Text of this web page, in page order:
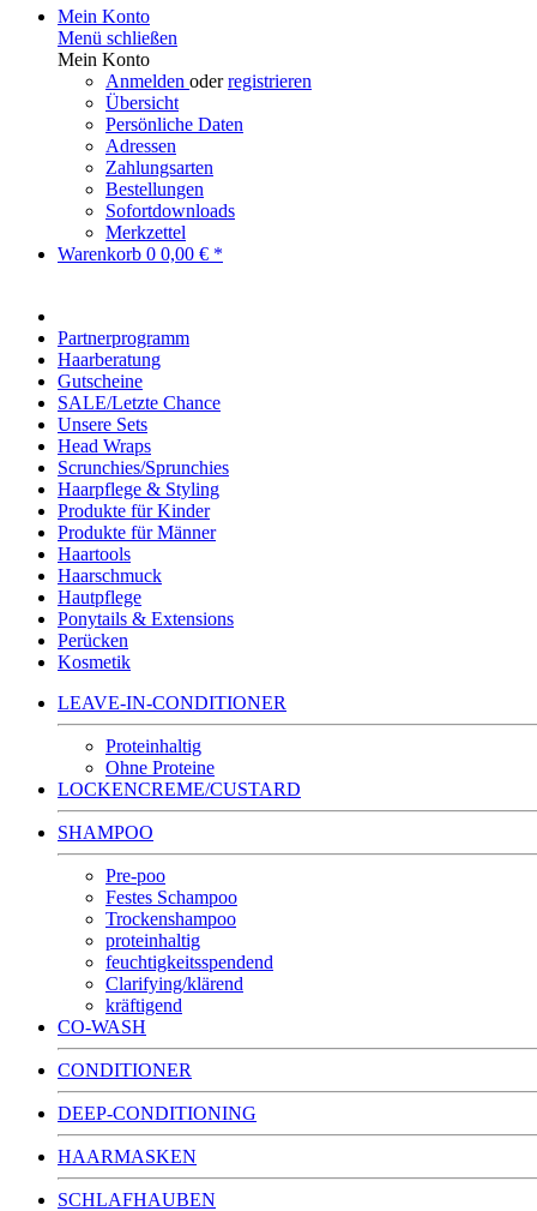
Mein Konto
Menü schließen
Mein Konto
Anmelden oderregistrieren
Übersicht
Persönliche Daten
Adressen
Zahlungsarten
Bestellungen
Sofortdownloads
Merkzettel
Warenkorb 0 0,00 € *
Partnerprogramm
Haarberatung
Gutscheine
SALE/Letzte Chance
Unsere Sets
Head Wraps
Scrunchies/Sprunchies
Haarpflege & Styling
Produkte für Kinder
Produkte für Männer
Haartools
Haarschmuck
Hautpflege
Ponytails & Extensions
Perücken
Kosmetik
LEAVE-IN-CONDITIONER
Proteinhaltig
Ohne Proteine
LOCKENCREME/CUSTARD
SHAMPOO
Pre-poo
Festes Schampoo
Trockenshampoo
proteinhaltig
feuchtigkeitsspendend
Clarifying/klärend
kräftigend
CO-WASH
CONDITIONER
DEEP-CONDITIONING
HAARMASKEN
SCHLAFHAUBEN